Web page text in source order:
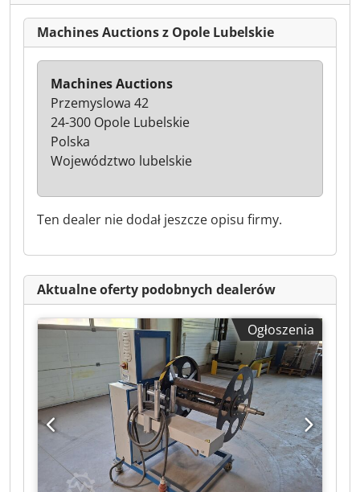
Machines Auctions z Opole Lubelskie
Ten dealer nie dodał jeszcze opisu firmy.
Machines Auctions
Przemyslowa 42
24-300 Opole Lubelskie
Polska
Województwo lubelskie
Aktualne oferty podobnych dealerów
Ogłoszenia